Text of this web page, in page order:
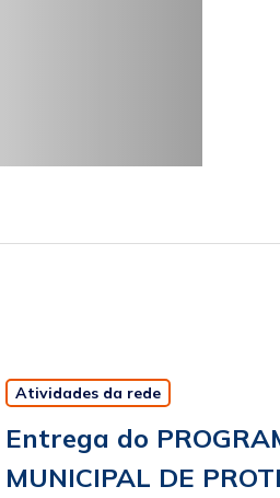
Atividades da rede
Entrega do
MUNICIPAL DE